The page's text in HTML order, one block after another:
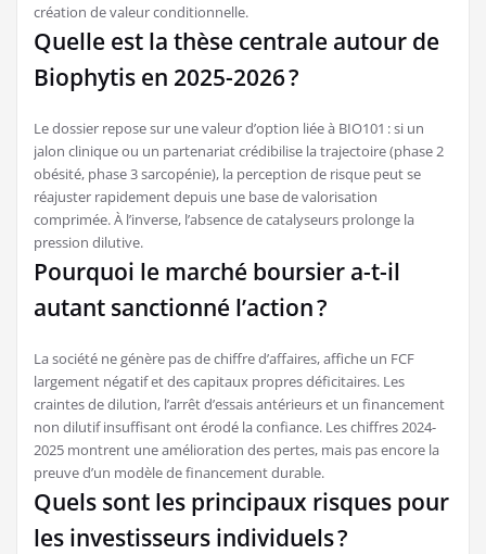
création de valeur conditionnelle.
Quelle est la thèse centrale autour de
Biophytis en 2025-2026 ?
Le dossier repose sur une valeur d’option liée à BIO101 : si un
jalon clinique ou un partenariat crédibilise la trajectoire (phase 2
obésité, phase 3 sarcopénie), la perception de risque peut se
réajuster rapidement depuis une base de valorisation
comprimée. À l’inverse, l’absence de catalyseurs prolonge la
pression dilutive.
Pourquoi le marché boursier a-t-il
autant sanctionné l’action ?
La société ne génère pas de chiffre d’affaires, affiche un FCF
largement négatif et des capitaux propres déficitaires. Les
craintes de dilution, l’arrêt d’essais antérieurs et un financement
non dilutif insuffisant ont érodé la confiance. Les chiffres 2024-
2025 montrent une amélioration des pertes, mais pas encore la
preuve d’un modèle de financement durable.
Quels sont les principaux risques pour
les investisseurs individuels ?